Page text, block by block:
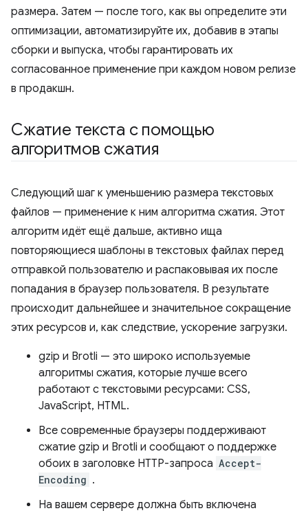
размера. Затем — после того, как вы определите эти
оптимизации, автоматизируйте их, добавив в этапы
сборки и выпуска, чтобы гарантировать их
согласованное применение при каждом новом релизе
в продакшн.
Сжатие текста с помощью
алгоритмов сжатия
Следующий шаг к уменьшению размера текстовых
файлов — применение к ним алгоритма сжатия. Этот
алгоритм идёт ещё дальше, активно ища
повторяющиеся шаблоны в текстовых файлах перед
отправкой пользователю и распаковывая их после
попадания в браузер пользователя. В результате
происходит дальнейшее и значительное сокращение
этих ресурсов и, как следствие, ускорение загрузки.
gzip и Brotli — это широко используемые
алгоритмы сжатия, которые лучше всего
работают с текстовыми ресурсами: CSS,
JavaScript, HTML.
Все современные браузеры поддерживают
сжатие gzip и Brotli и сообщают о поддержке
обоих в заголовке HTTP-запроса Accept-
Encoding .
На вашем сервере должна быть включена